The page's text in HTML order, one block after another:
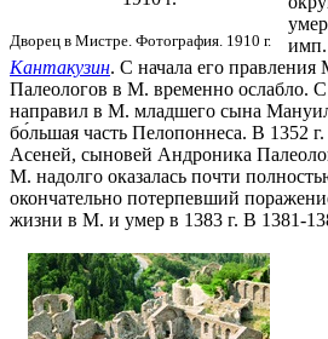
Дворец в Мистре. Фотография. 1910 г.
имп.
Кантакузин. С начала его
Палеологов в М. временно ослабло.
направил в М. младшего сына
бо́льшая часть Пелопоннеса. В 1352
Асеней, сыновей Андроника
М. надолго оказалась почти
окончательно потерпевший
жизни в М. и умер в 1383 г. В 1381-